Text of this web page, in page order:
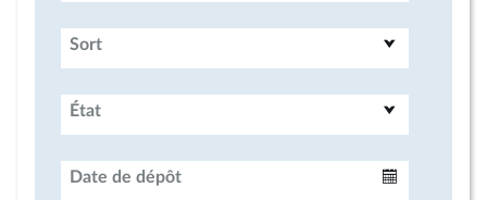
Sort
État
Date de dépôt